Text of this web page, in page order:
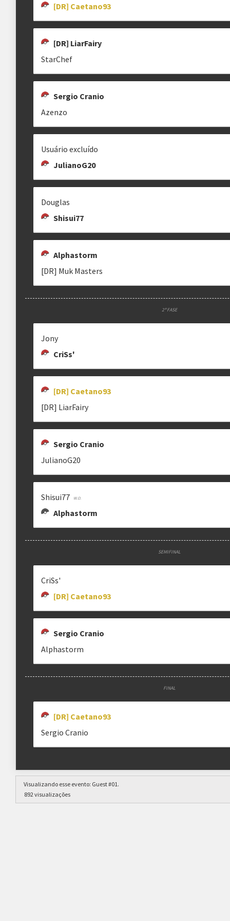
Estrutura das chaves
Etapa única Chaves mata-mata
[DR] Caetano93
[DR] LiarFairy
StarChef
Sergio Cranio
Azenzo
Usuário excluído
JulianoG20
Douglas
Shisui77
Alphastorm
[DR] Muk Masters
2ª FASE
Jony
CriSs'
[DR] Caetano93
[DR] LiarFairy
Sergio Cranio
JulianoG20
Shisui77
Alphastorm
SEMIFINAL
CriSs'
[DR] Caetano93
Sergio Cranio
Alphastorm
FINAL
[DR] Caetano93
Sergio Cranio
Visualizando esse evento: Guest #01.
892 visualizações